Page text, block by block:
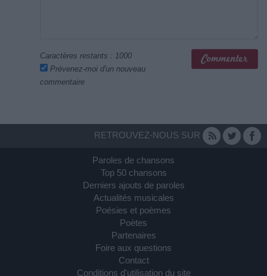
Caractères restants : 1000
Prévenez-moi d'un nouveau
commentaire
RETROUVEZ-NOUS SUR
Paroles de chansons
Top 50 chansons
Derniers ajouts de paroles
Actualités musicales
Poésies et poèmes
Poètes
Partenaires
Foire aux questions
Contact
Conditions d'utilisation du site